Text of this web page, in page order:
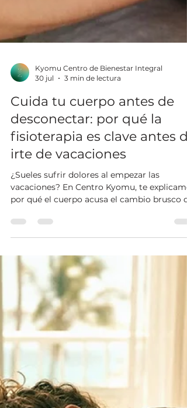
Kyomu Centro de Bienestar Integral
Cuida tu cuerpo antes de
desconectar: por qué la
fisioterapia es clave antes
irte de vacaciones
¿Sueles sufrir dolores al empezar las
vacaciones? En Centro Kyomu, te
por qué el cuerpo acusa el cambio brusco
estrés laboral al descanso. Una sesión de
fisioterapia preventiva antes de viajar libera
tensiones acumuladas, corrige malas
posturas y evita lesiones estivales por
maletas o conducir. Pide tu cita previa en
nuestra web y disfruta de un verano sin
físico ni mental.